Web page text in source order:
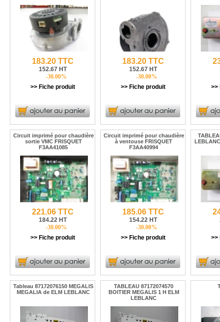
183.20 TTC
152.67 HT
-30.00%
>> Fiche produit
183.20 TTC
152.67 HT
-30.00%
>> Fiche produit
>>
Circuit imprimé pour chaudière
sortie VMC FRISQUET
F3AA41085
221.06 TTC
184.22 HT
-30.00%
>> Fiche produit
Circuit imprimé pour chaudière
à ventouse FRISQUET
F3AA40994
185.06 TTC
154.22 HT
-30.00%
>> Fiche produit
>>
Tableau 87172076150 MEGALIS
MEGALIA de ELM LEBLANC
TABLEAU 87172074570
BOITIER MEGALIS 1 H ELM
LEBLANC